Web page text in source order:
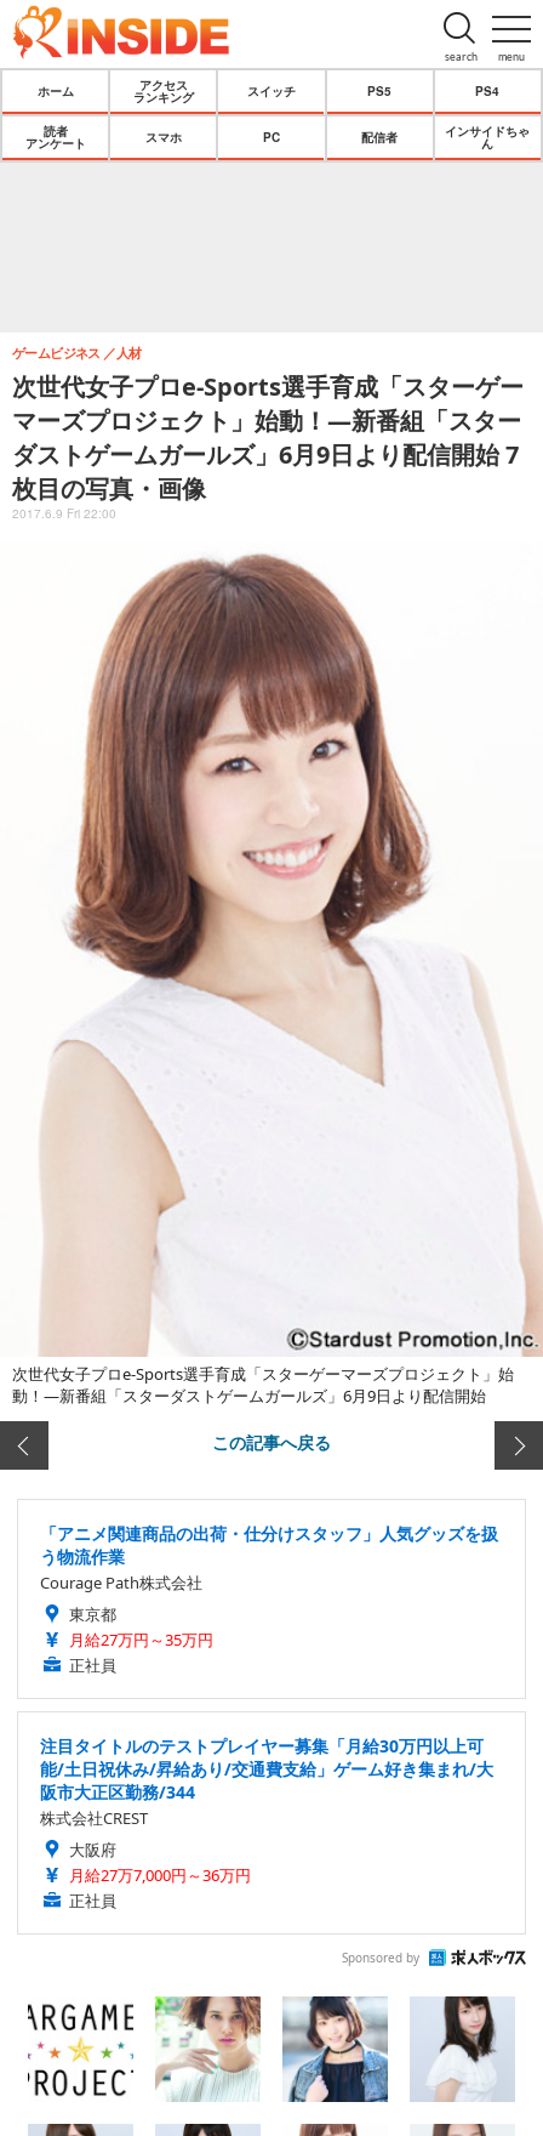
menu
search
ホーム
アクセス
ランキング
スイッチ PS5 PS4
読者
アンケート
スマホ PC 配信者
インサイドちゃ
ん
次世代女子プロe-Sports選手育成「スターゲー
マーズプロジェクト」始動！―新番組「スター
ダストゲームガールズ」6月9日より配信開始 7
枚目の写真・画像
ゲームビジネス 人材
2017.6.9 Fri 22:00
次世代女子プロe-Sports選手育成「スターゲーマーズプロジェクト」始
動！―新番組「スターダストゲームガールズ」6月9日より配信開始
この記事へ戻る
「アニメ関連商品の出荷・仕分けスタッフ」人気グッズを扱
う物流作業
Courage Path株式会社
東京都
月給27万円～35万円
正社員
注目タイトルのテストプレイヤー募集「月給30万円以上可
能/土日祝休み/昇給あり/交通費支給」ゲーム好き集まれ/大
阪市大正区勤務/344
株式会社CREST
大阪府
月給27万7,000円～36万円
正社員
Sponsored by